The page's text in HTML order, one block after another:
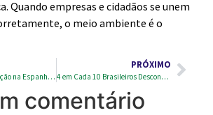
Quando empresas e cidadãos se unem
o meio ambiente é o
Sistema de Devolução na Espanha: O Que Aprender Para a Logística Reversa de Embalagens?
PRÓXIMO
4 em Cada 10 Brasileiros Desconhecem a Economia Circular: Como Mudar Isso?
comentário